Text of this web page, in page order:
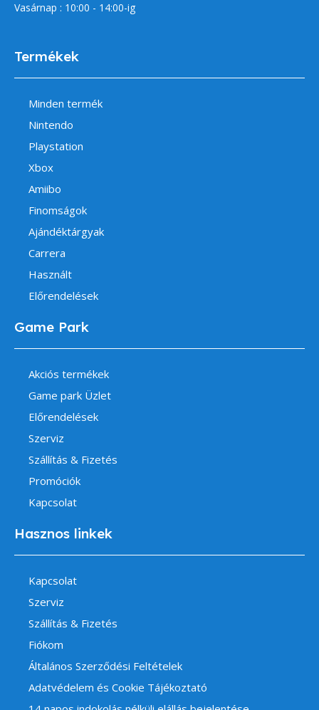
Vasárnap : 10:00 - 14:00-ig
Termékek
Minden termék
Nintendo
Playstation
Xbox
Amiibo
Finomságok
Ajándéktárgyak
Carrera
Használt
Előrendelések
Game Park
Akciós termékek
Game park Üzlet
Előrendelések
Szerviz
Szállítás & Fizetés
Promóciók
Kapcsolat
Hasznos linkek
Kapcsolat
Szerviz
Szállítás & Fizetés
Fiókom
Általános Szerződési Feltételek
Adatvédelem és Cookie Tájékoztató